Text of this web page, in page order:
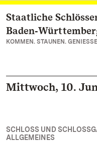
Zum Hauptinhalt
Staatliche
KOMMEN. STAUNEN.
Mittwoch, 10.
SCHLOSS UND
ALLGEMEINES